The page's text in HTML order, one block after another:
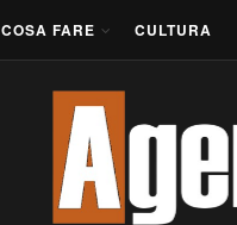
COSA FARE CULTURA